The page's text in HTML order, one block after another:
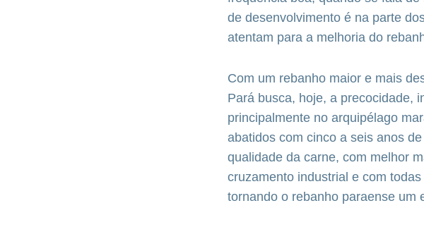
de desenvolvimento é na parte
atentam para a melhoria do
Com um rebanho maior e mais
Pará busca, hoje, a precocidade,
principalmente no arquipélago
abatidos com cinco a seis anos
qualidade da carne, com melhor
cruzamento industrial e com
tornando o rebanho paraense um